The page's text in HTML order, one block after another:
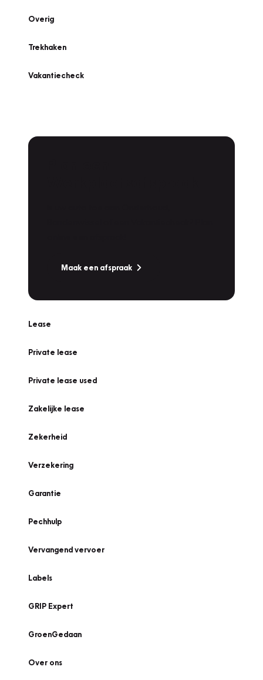
Overig
Trekhaken
Vakantiecheck
Maak een afspraak
Lease
Private lease
Private lease used
Zakelijke lease
Zekerheid
Verzekering
Garantie
Pechhulp
Vervangend vervoer
Labels
GRIP Expert
GroenGedaan
Over ons